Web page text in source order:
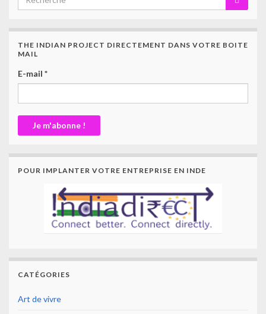
THE INDIAN PROJECT DIRECTEMENT DANS VOTRE BOITE
MAIL
E-mail *
POUR IMPLANTER VOTRE ENTREPRISE EN INDE
CATÉGORIES
Art de vivre